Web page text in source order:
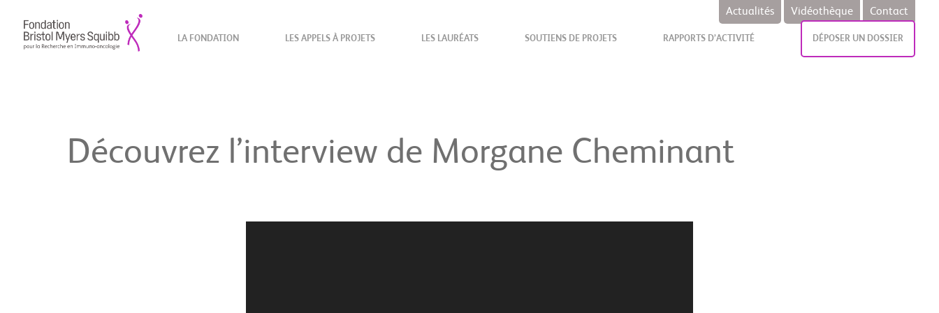
Actualités Vidéothèque Contact
LA FONDATION LES APPELS À PROJETS LES LAURÉATS SOUTIENS DE PROJETS RAPPORTS D’ACTIVITÉ DÉPOSER UN DOSSIER
Découvrez l’interview de Morgane Cheminant